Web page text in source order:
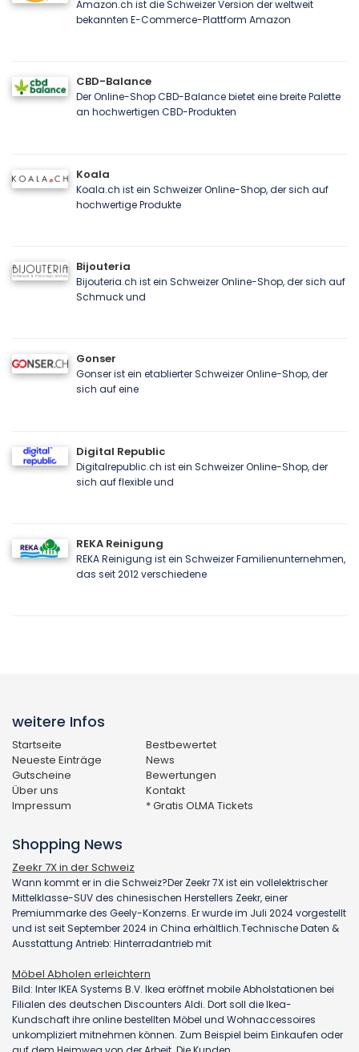
Amazon.ch ist die Schweizer Version der weltweit
bekannten E-Commerce-Plattform Amazon
CBD-Balance
Der Online-Shop CBD-Balance bietet eine breite Palette
an hochwertigen CBD-Produkten
Koala
Koala.ch ist ein Schweizer Online-Shop, der sich auf
hochwertige Produkte
Bijouteria
Bijouteria.ch ist ein Schweizer Online-Shop, der sich auf
Schmuck und
Gonser
Gonser ist ein etablierter Schweizer Online-Shop, der
sich auf eine
Digital Republic
Digitalrepublic.ch ist ein Schweizer Online-Shop, der
sich auf flexible und
REKA Reinigung
REKA Reinigung ist ein Schweizer Familienunternehmen,
das seit 2012 verschiedene
weitere Infos
Startseite
Bestbewertet
Neueste Einträge
News
Gutscheine
Bewertungen
Über uns
Kontakt
Impressum
* Gratis OLMA Tickets
Shopping News
Zeekr 7X in der Schweiz
Wann kommt er in die Schweiz?Der Zeekr 7X ist ein vollelektrischer
Mittelklasse-SUV des chinesischen Herstellers Zeekr, einer
Premiummarke des Geely-Konzerns. Er wurde im Juli 2024 vorgestellt
und ist seit September 2024 in China erhältlich.Technische Daten &
Ausstattung Antrieb: Hinterradantrieb mit
Möbel Abholen erleichtern
Bild: Inter IKEA Systems B.V. Ikea eröffnet mobile Abholstationen bei
Filialen des deutschen Discounters Aldi. Dort soll die Ikea-
Kundschaft ihre online bestellten Möbel und Wohnaccessoires
unkompliziert mitnehmen können. Zum Beispiel beim Einkaufen oder